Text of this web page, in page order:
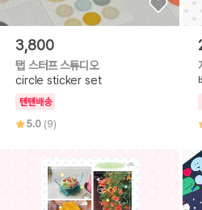
3,800
탭 스터프 스튜디오
circle sticker set
텐텐배송
5.0 (9)